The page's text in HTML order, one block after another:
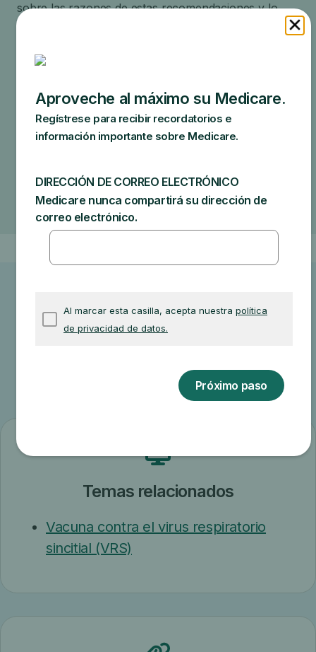
sobre las razones de estas recomendaciones y lo
que realmente cubrirá Medicare.
Las cantidades específicas que podría deber
Otro seguro que tenga
Cuánto cobre su médico
El tipo de instalación
El lugar donde obtenga la prueba, artículo o
servicio
Otra información
relacionada
Temas relacionados
Vacuna contra el virus respiratorio
sincitial (VRS)